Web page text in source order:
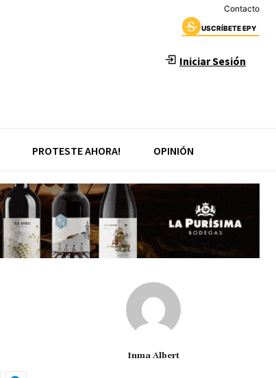
Contacto
USCRÍBETE EPY
Iniciar Sesión
PROTESTE AHORA! OPINIÓN
Inma Albert